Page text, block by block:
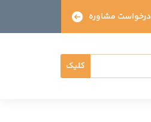
کلیک
درخواست مشاوره